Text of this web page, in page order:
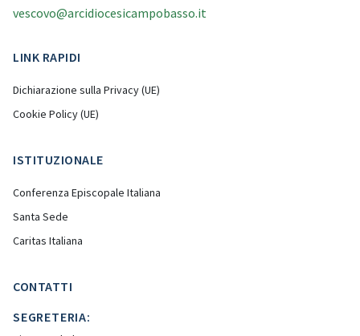
vescovo@arcidiocesicampobasso.it
LINK RAPIDI
Dichiarazione sulla Privacy (UE)
Cookie Policy (UE)
ISTITUZIONALE
Conferenza Episcopale Italiana
Santa Sede
Caritas Italiana
CONTATTI
SEGRETERIA: